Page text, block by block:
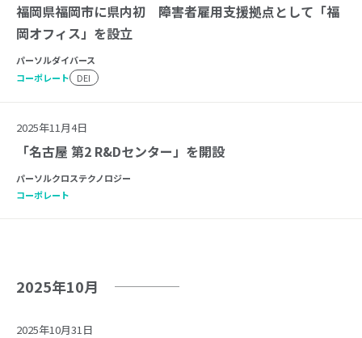
福岡県福岡市に県内初 障害者雇用支援拠点として「福
岡オフィス」を設立
パーソルダイバース
コーポレート
DEI
2025年11月4日
「名古屋 第2 R&Dセンター」を開設
パーソルクロステクノロジー
コーポレート
2025年10月
2025年10月31日